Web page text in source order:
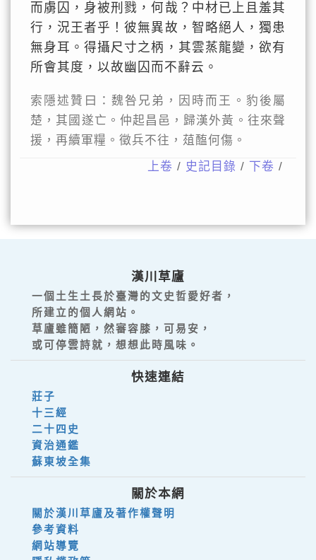
而虜囚，身被刑戮，何哉？中材已上且羞其
行，況王者乎！彼無異故，智略絕人，獨患
無身耳。得攝尺寸之柄，其雲蒸龍變，欲有
所會其度，以故幽囚而不辭云。
索隱述贊曰：魏咎兄弟，因時而王。豹後屬
楚，其國遂亡。仲起昌邑，歸漢外黃。往來聲
援，再續軍糧。徵兵不往，葅醢何傷。
上卷 / 史記目錄 / 下卷 /
漢川草廬
一個土生土長於臺灣的文史哲愛好者，
所建立的個人網站。
草廬雖簡陋，然審容膝，可易安，
或可停雲詩就，想想此時風味。
快速連結
莊子
十三經
二十四史
資治通鑑
蘇東坡全集
關於本網
關於漢川草廬及著作權聲明
參考資料
網站導覽